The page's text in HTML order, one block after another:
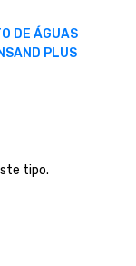
DE ÁGUAS
PLUS
tipo.